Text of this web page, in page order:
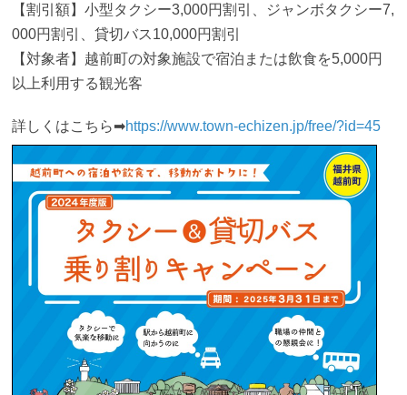
【割引額】小型タクシー3,000円割引、ジャンボタクシー7,
000円割引、貸切バス10,000円割引
【対象者】越前町の対象施設で宿泊または飲食を5,000円
以上利用する観光客
詳しくはこちら➡https://www.town-echizen.jp/free/?id=45